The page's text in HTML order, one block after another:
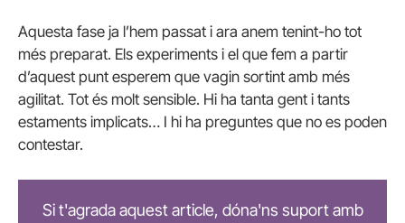
Aquesta fase ja l’hem passat i ara anem tenint-ho tot
més preparat. Els experiments i el que fem a partir
d’aquest punt esperem que vagin sortint amb més
agilitat. Tot és molt sensible. Hi ha tanta gent i tants
estaments implicats… I hi ha preguntes que no es poden
contestar.
Si t'agrada aquest article, dóna'ns suport amb